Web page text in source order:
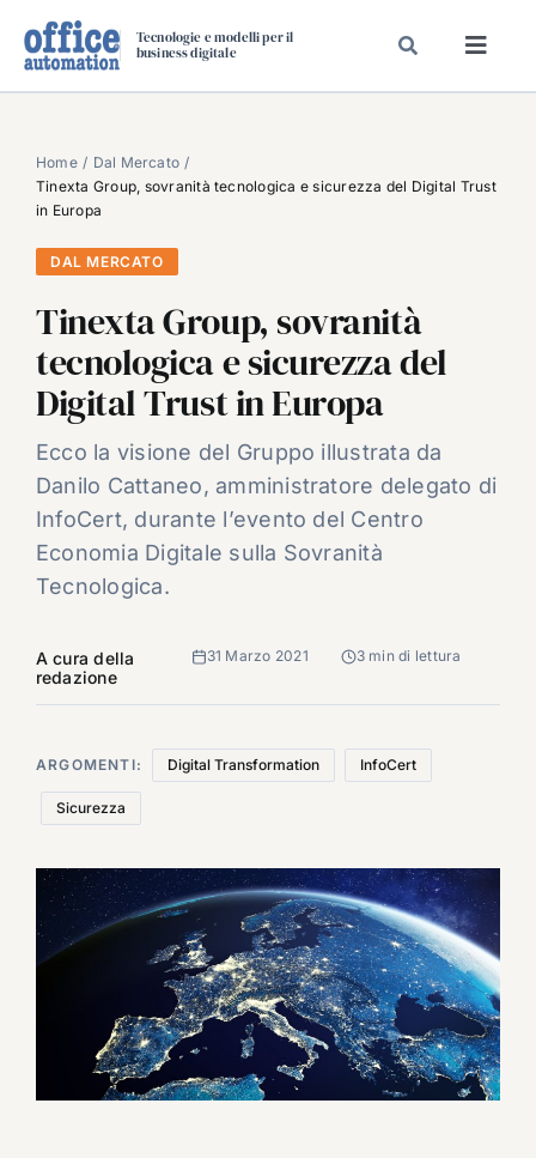
Tecnologie e modelli per il
business digitale
SPECIAL PAPER
TAVOLE ROTONDE DI REDAZIONE
DAL MERCATO
VIDEO
EVENTI
CHI SIAMO
Home
Dal Mercato
Tinexta Group, sovranità tecnologica e sicurezza del Digital Trust
in Europa
DAL MERCATO
Tinexta Group, sovranità
tecnologica e sicurezza del
Digital Trust in Europa
Ecco la visione del Gruppo illustrata da
Danilo Cattaneo, amministratore delegato di
InfoCert, durante l’evento del Centro
Economia Digitale sulla Sovranità
Tecnologica.
A cura della
redazione
31 Marzo 2021 3 min di lettura
ARGOMENTI: Digital Transformation InfoCert
Sicurezza